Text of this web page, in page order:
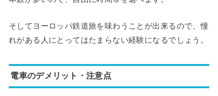
そしてヨーロッパ鉄道旅を味わうことが出来るので、憧
れがある人にとってはたまらない経験になるでしょう。
電車のデメリット・注意点